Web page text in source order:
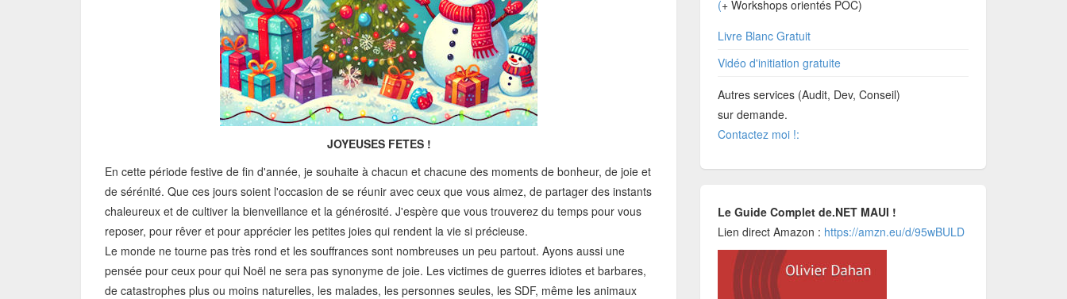
JOYEUSES FETES !
En cette période festive de fin d'année, je souhaite à chacun et chacune des moments de bonheur, de joie et
de sérénité. Que ces jours soient l'occasion de se réunir avec ceux que vous aimez, de partager des instants
chaleureux et de cultiver la bienveillance et la générosité. J'espère que vous trouverez du temps pour vous
reposer, pour rêver et pour apprécier les petites joies qui rendent la vie si précieuse.
Le monde ne tourne pas très rond et les souffrances sont nombreuses un peu partout. Ayons aussi une
pensée pour ceux pour qui Noël ne sera pas synonyme de joie. Les victimes de guerres idiotes et barbares,
de catastrophes plus ou moins naturelles, les malades, les personnes seules, les SDF, même les animaux
(+ Workshops orientés POC)
Livre Blanc Gratuit
Vidéo d'initiation gratuite
Autres services (Audit, Dev, Conseil)
sur demande.
Contactez moi !:
Le Guide Complet de.NET MAUI !
Lien direct Amazon : https://amzn.eu/d/95wBULD